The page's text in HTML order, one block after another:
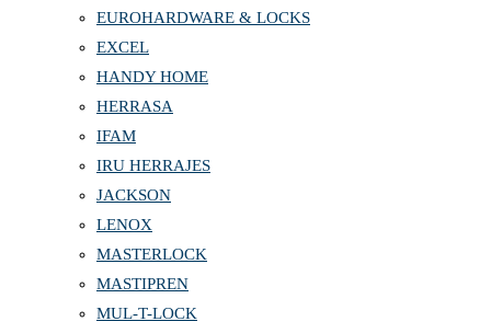
EUROHARDWARE & LOCKS
EXCEL
HANDY HOME
HERRASA
IFAM
IRU HERRAJES
JACKSON
LENOX
MASTERLOCK
MASTIPREN
MUL-T-LOCK